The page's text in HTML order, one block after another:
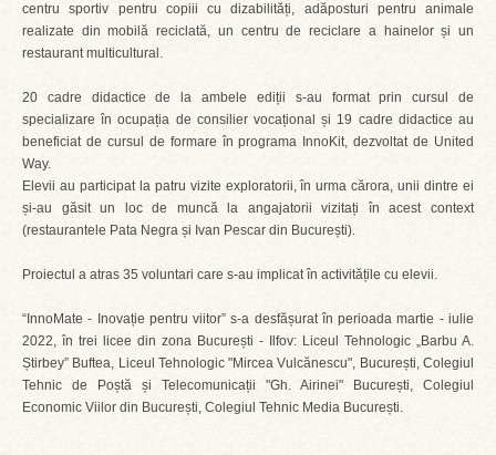
centru sportiv pentru copiii cu dizabilități, adăposturi pentru animale
realizate din mobilă reciclată, un centru de reciclare a hainelor și un
restaurant multicultural.
20 cadre didactice de la ambele ediții s-au format prin cursul de
specializare în ocupația de consilier vocațional și 19 cadre didactice au
beneficiat de cursul de formare în programa InnoKit, dezvoltat de United
Way.
Elevii au participat la patru vizite exploratorii, în urma cărora, unii dintre ei
și-au găsit un loc de muncă la angajatorii vizitați în acest context
(restaurantele Pata Negra și Ivan Pescar din București).
Proiectul a atras 35 voluntari care s-au implicat în activitățile cu elevii.
“InnoMate - Inovație pentru viitor” s-a desfășurat în perioada martie - iulie
2022, în trei licee din zona București - Ilfov: Liceul Tehnologic „Barbu A.
Știrbey” Buftea, Liceul Tehnologic "Mircea Vulcănescu", București, Colegiul
Tehnic de Poștă și Telecomunicații "Gh. Airinei" București, Colegiul
Economic Viilor din București, Colegiul Tehnic Media București.